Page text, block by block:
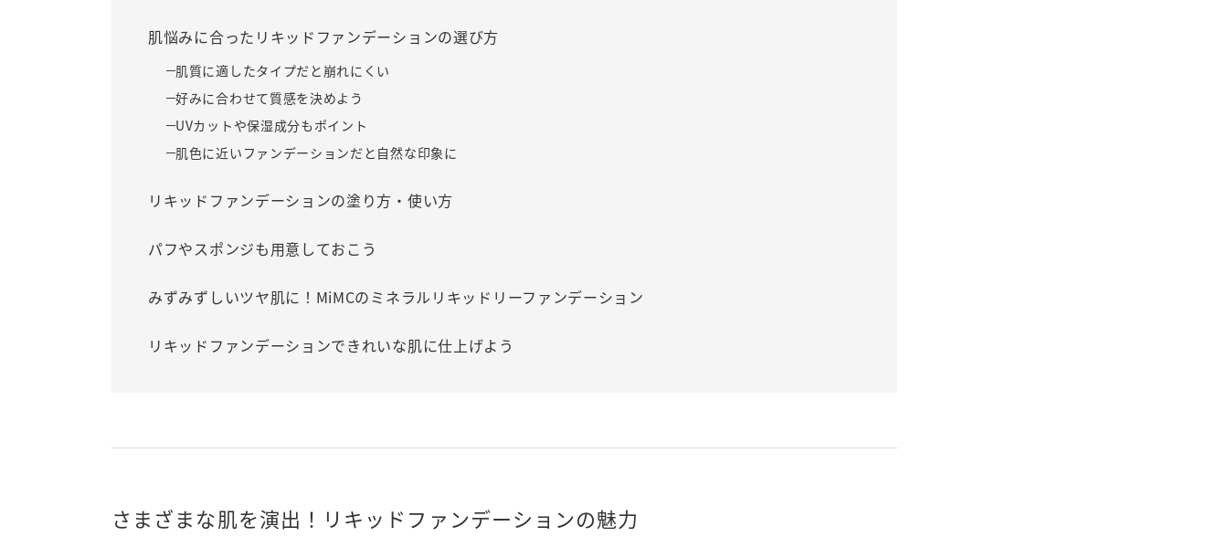
肌悩みに合ったリキッドファンデーションの選び方
肌質に適したタイプだと崩れにくい
好みに合わせて質感を決めよう
UVカットや保湿成分もポイント
肌色に近いファンデーションだと自然な印象に
リキッドファンデーションの塗り方・使い方
パフやスポンジも用意しておこう
みずみずしいツヤ肌に！MiMCのミネラルリキッドリーファンデーション
リキッドファンデーションできれいな肌に仕上げよう
さまざまな肌を演出！リキッドファンデーションの魅力